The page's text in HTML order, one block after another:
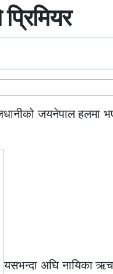
जयनेपाल हलमा
यसभन्दा अघि नायिका